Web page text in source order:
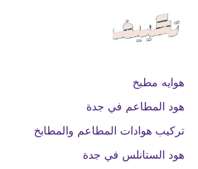
هوايه مطبخ
هود المطاعم في جدة
تركيب هوادات المطاعم والمطابخ
هود الستانلس في جدة